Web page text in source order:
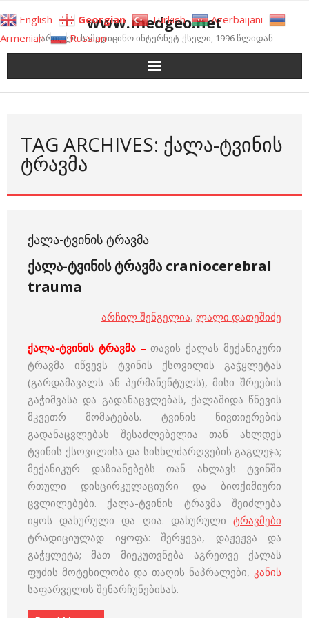
to
content
www.medgeo.net
ქართული სამედიცინო ინტერნეტ-ქსელი, 1996 წლიდან
TAG ARCHIVES: ᲥᲐᲚᲐ-ᲢᲕᲘᲜᲘᲡ
ᲢᲠᲐᲕᲛᲐ
ᲥᲐᲚᲐ-ᲢᲕᲘᲜᲘᲡ ᲢᲠᲐᲕᲛᲐ
ქალა-ტვინის ტრავმა craniocerebral
trauma
არჩილ შენგელია, ლალი დათეშიძე
ქალა-ტვინის ტრავმა– თავის ქალას მექანიკური
ტრავმა იწვევს ტვინის ქსოვილის გაჭყლეტას
(გარდამავალს ან პერმანენტულს), მისი შრეების
გაჭიმვასა და გადანაცვლებას, ქალაშიდა წნევის
მკვეთრ მომატებას. ტვინის ნივთიერების
გადანაცვლებას შესაძლებელია თან ახლდეს
ტვინის ქსოვილისა და სისხლძარღვების გაგლეჯა;
მექანიკურ დაზიანებებს თან ახლავს ტვინში
რთული დისცირკულაციური და ბიოქიმიური
ცვლილებები. ქალა-ტვინის ტრავმა შეიძლება
იყოს დახურული და ღია. დახურული ტრავმები
ტრადიციულად იყოფა: შერყევა, დაჟეჟვა და
გაჭყლეტა; მათ მიეკუთვნება აგრეთვე ქალას
ფუძის მოტეხილობა და თაღის ნაპრალები, კანის
საფარველის შენარჩუნებისას.
English Georgian Turkish
Azerbaijani
Armenian
Russian